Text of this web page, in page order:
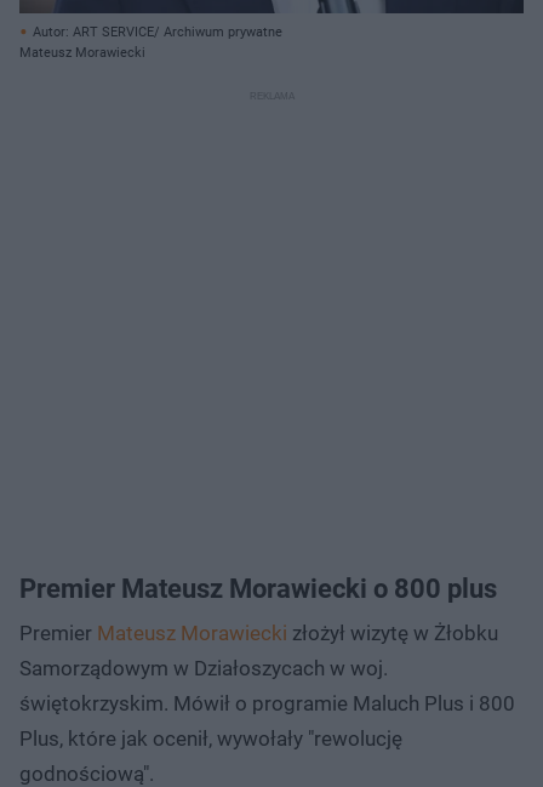
Autor: ART SERVICE/ Archiwum prywatne
Mateusz Morawiecki
Premier Mateusz Morawiecki o 800 plus
Premier Mateusz Morawiecki złożył wizytę w Żłobku
Samorządowym w Działoszycach w woj.
świętokrzyskim. Mówił o programie Maluch Plus i 800
Plus, które jak ocenił, wywołały "rewolucję
godnościową".